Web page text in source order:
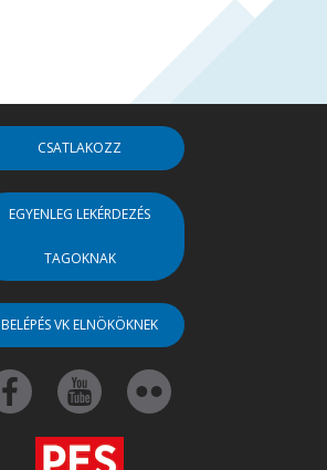
CSATLAKOZZ
EGYENLEG LEKÉRDEZÉS
TAGOKNAK
BELÉPÉS VK ELNÖKÖKNEK